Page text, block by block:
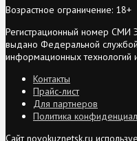
Возрастное ограничение: 18+
Регистрационный номер
выдано Федеральной
информационных технологий
Контакты
Прайс-лист
Для партнеров
Политика
Сайт novokuznetsk.ru